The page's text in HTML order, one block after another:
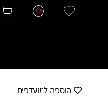
הוספה למועדפים